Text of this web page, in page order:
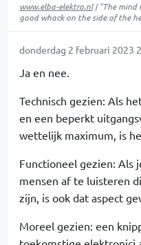
www.elba-elektro.nl| "The mind
good whack on the side of the
donderdag 2 februari 2023
Ja en nee.
Technisch gezien: Als
en een beperkt
wettelijk maximum, is
Functioneel gezien: Als
mensen af te luisteren
zijn, is ook dat aspect
Moreel gezien: een